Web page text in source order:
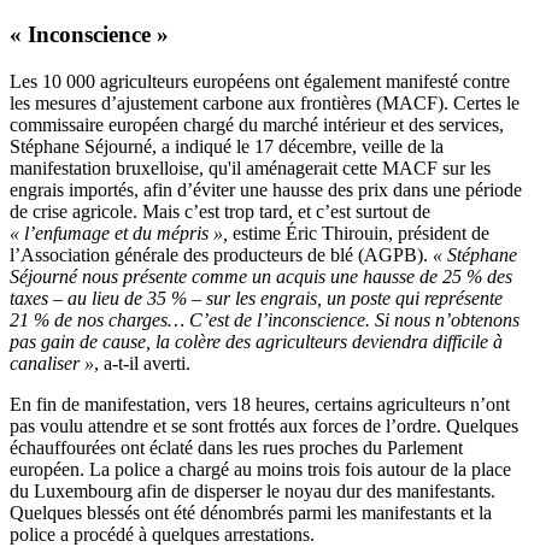
« Inconscience »
Les 10 000 agriculteurs européens ont également manifesté contre
les mesures d’ajustement carbone aux frontières (MACF). Certes le
commissaire européen chargé du marché intérieur et des services,
Stéphane Séjourné, a indiqué le 17 décembre, veille de la
manifestation bruxelloise, qu'il aménagerait cette MACF sur les
engrais importés, afin d’éviter une hausse des prix dans une période
de crise agricole. Mais c’est trop tard, et c’est surtout de
« l’enfumage et du mépris », estime Éric Thirouin, président de
l’Association générale des producteurs de blé (AGPB). « Stéphane
Séjourné nous présente comme un acquis une hausse de 25 % des
taxes – au lieu de 35 % – sur les engrais, un poste qui représente
21 % de nos charges… C’est de l’inconscience. Si nous n’obtenons
pas gain de cause, la colère des agriculteurs deviendra difficile à
canaliser », a-t-il averti.
En fin de manifestation, vers 18 heures, certains agriculteurs n’ont
pas voulu attendre et se sont frottés aux forces de l’ordre. Quelques
échauffourées ont éclaté dans les rues proches du Parlement
européen. La police a chargé au moins trois fois autour de la place
du Luxembourg afin de disperser le noyau dur des manifestants.
Quelques blessés ont été dénombrés parmi les manifestants et la
police a procédé à quelques arrestations.